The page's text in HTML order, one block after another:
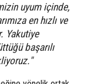
uyum içinde,
en hızlı ve
Yakutiye
başarılı